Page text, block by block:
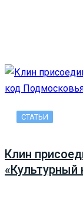
СТАТЬИ
Клин